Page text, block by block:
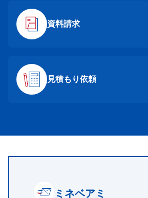
資料請求
見積もり依頼
ミネベアミ